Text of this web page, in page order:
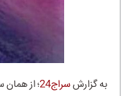
به گزارشسراج24